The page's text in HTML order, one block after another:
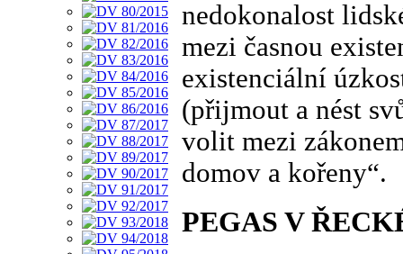
nedokonalost
mezi časnou
existenciální
(přijmout a nést
volit mezi
domov a kořeny“.
PEGAS V